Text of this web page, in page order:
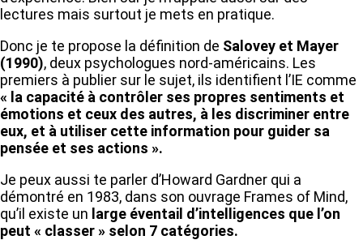
lectures mais surtout je mets en pratique.
Donc je te propose la définition de Salovey et Mayer
(1990), deux psychologues nord-américains. Les
premiers à publier sur le sujet, ils identifient l’IE comme
« la capacité à contrôler ses propres sentiments et
émotions et ceux des autres, à les discriminer entre
eux, et à utiliser cette information pour guider sa
pensée et ses actions ».
Je peux aussi te parler d’Howard Gardner qui a
démontré en 1983, dans son ouvrage Frames of Mind,
qu’il existe un large éventail d’intelligences que l’on
peut « classer » selon 7 catégories.